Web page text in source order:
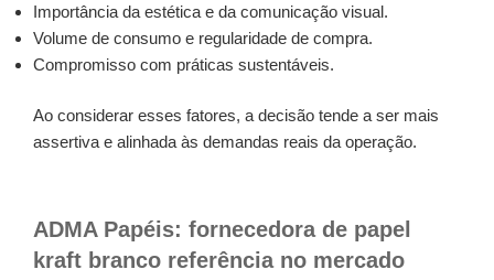
Importância da estética e da comunicação visual.
Volume de consumo e regularidade de compra.
Compromisso com práticas sustentáveis.
Ao considerar esses fatores, a decisão tende a ser mais
assertiva e alinhada às demandas reais da operação.
ADMA Papéis: fornecedora de papel
kraft branco referência no mercado